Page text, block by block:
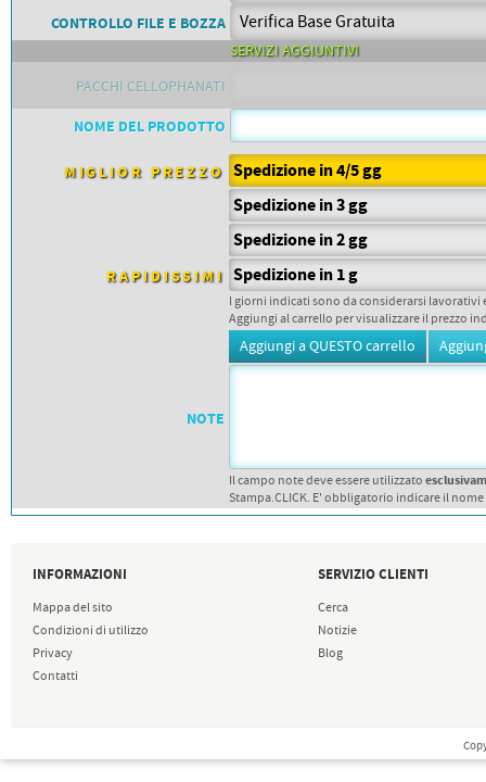
DORSALI TARGHE
PETTORALI NUMERI DA
NUMERI DA GARA MTB
CONTROLLO FILE E BOZZA
SERVIZI AGGIUNTIVI
PACCHI CELLOPHANATI
NOME DEL PRODOTTO
MIGLIOR PREZZO Spedizione in 4/5 gg
Spedizione in 3 gg
Spedizione in 2 gg
RAPIDISSIMI Spedizione in 1 g
I giorni indicati sono da considerarsi
Aggiungi al carrello per visualizzare il prezzo
NOTE
Il campo note deve essere utilizzato
Stampa.CLICK. E' obbligatorio indicare il
INFORMAZIONI
Mappa del sito
Condizioni di utilizzo
Privacy
Contatti
SERVIZIO CLIENTI
Cerca
Notizie
Blog